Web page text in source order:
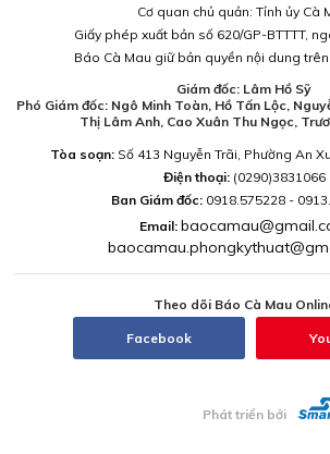
Cơ quan chủ quản: Tỉnh ủy Cà
Giấy phép xuất bản số 620/GP-BTTTT,
Báo Cà Mau giữ bản quyền nội dung
Giám đốc: Lâm Hồ Sỹ
Phó Giám đốc: Ngô Minh Toàn, Hồ Tấn Lộc,
Thị Lâm Anh, Cao Xuân Thu Ngọc,
Tòa soạn:Số 413 Nguyễn Trãi, Phường An
Điện thoại: (0290)3831066
Ban Giám đốc: 0918.575228 -
Email:
Theo dõi Báo Cà Mau
Facebook
Phát triển bởi